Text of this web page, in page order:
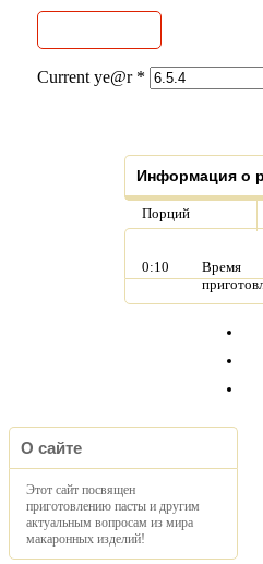
Current ye@r *
Информация о
Порций
0:10
Время
О сайте
Этот сайт посвящен
приготовлению пасты и другим
актуальным вопросам из мира
макаронных изделий!